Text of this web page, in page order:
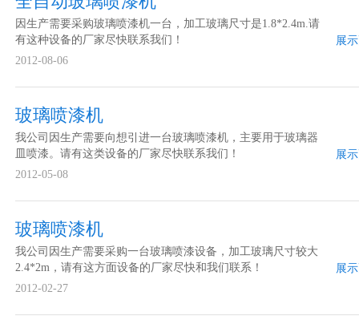
因生产需要采购玻璃喷漆机一台，加工玻璃尺寸是1.8*2.4m.请
有这种设备的厂家尽快联系我们！
展
2012-08-06
玻璃喷漆机
我公司因生产需要向想引进一台玻璃喷漆机，主要用于玻璃器
皿喷漆。请有这类设备的厂家尽快联系我们！
展
2012-05-08
玻璃喷漆机
我公司因生产需要采购一台玻璃喷漆设备，加工玻璃尺寸较大
2.4*2m，请有这方面设备的厂家尽快和我们联系！
展
2012-02-27